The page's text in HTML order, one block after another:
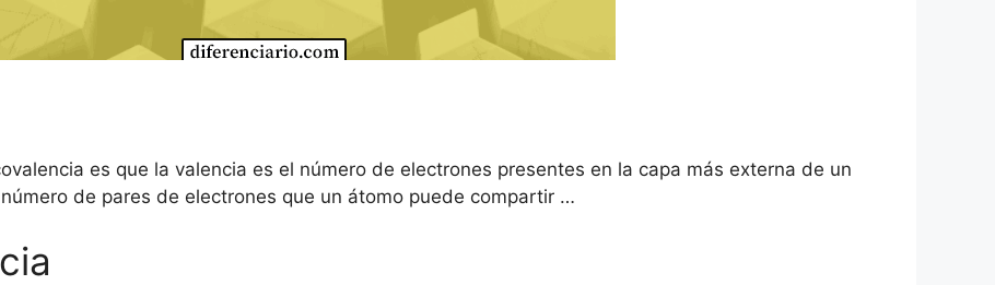
es que la valencia es el número de electrones presentes en la capa más externa de un
de pares de electrones que un átomo puede compartir …